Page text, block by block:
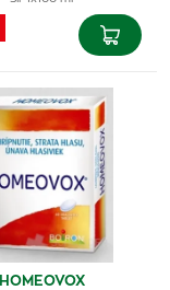
HOMEOVOX